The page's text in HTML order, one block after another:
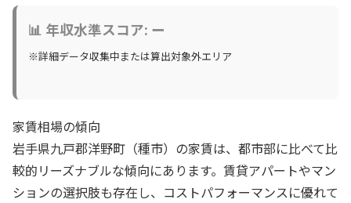
📊 年収水準スコア: ー
※詳細データ収集中または算出対象外エリア
家賃相場の傾向
岩手県九戸郡洋野町（種市）の家賃は、都市部に比べて比
較的リーズナブルな傾向にあります。賃貸アパートやマン
ションの選択肢も存在し、コストパフォーマンスに優れて